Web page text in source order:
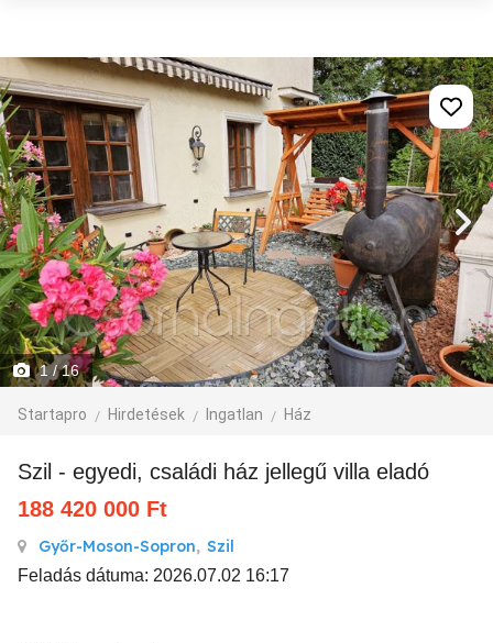
1/ 16
Startapro Hirdetések Ingatlan Ház
Szil - egyedi, családi ház jellegű villa eladó
188 420 000 Ft
Győr-Moson-Sopron, Szil
Feladás dátuma: 2026.07.02 16:17